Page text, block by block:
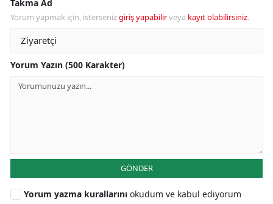
Takma Ad
Yorum yapmak için, istersenizgiriş yapabilirveya kayıt olabilirsiniz.
Yorum Yazın (500 Karakter)
GÖNDER
Yorum yazma kurallarını okudum ve kabul ediyorum